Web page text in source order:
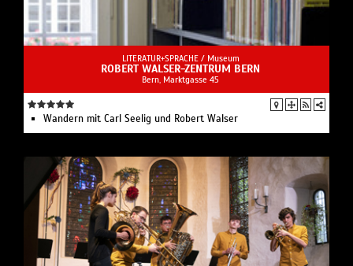
LITERATUR+SPRACHE / Museum
ROBERT WALSER-ZENTRUM BERN
Bern, Marktgasse 45
Wandern mit Carl Seelig und Robert Walser